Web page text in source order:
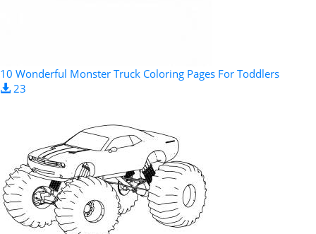
10 Wonderful Monster Truck Coloring Pages For Toddlers
23